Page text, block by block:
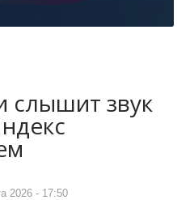
слышит звук
2026 - 17:50